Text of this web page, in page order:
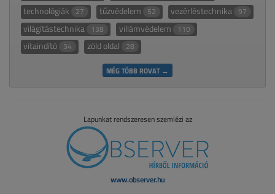
technológiák 27 tűzvédelem 52 vezérléstechnika 97
világítástechnika 138 villámvédelem 110
vitaindító 34 zöld oldal 28
MÉG TÖBB ROVAT →
Lapunkat rendszeresen szemlézi az
www.observer.hu